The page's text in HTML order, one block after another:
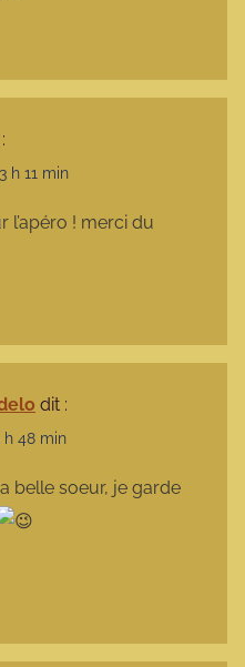
h 11 min
l’apéro ! merci du
dit :
h 48 min
belle soeur, je garde